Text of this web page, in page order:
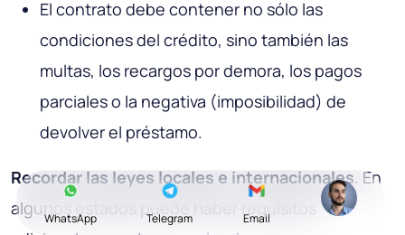
El contrato debe contener no sólo las
condiciones del crédito, sino también las
multas, los recargos por demora, los pagos
parciales o la negativa (imposibilidad) de
devolver el préstamo.
Recordar las leyes locales e internacionales. En
algunos estados puede haber requisitos
WhatsApp Telegram Email